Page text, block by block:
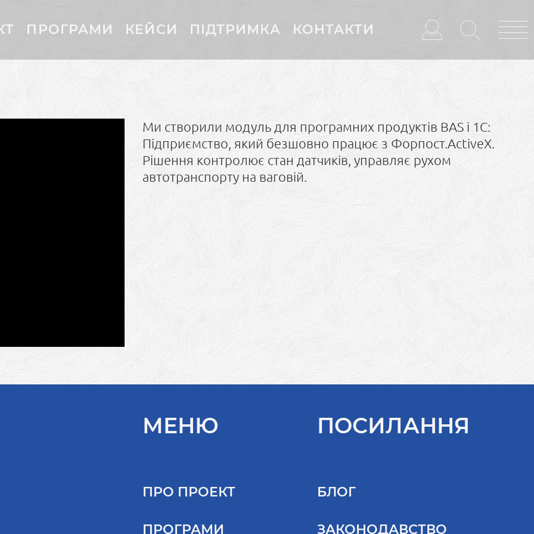
ПРОГРАМИ КЕЙСИ ПІДТРИМКА КОНТАКТИ
Ми створили модуль для програмних продуктів BAS і 1С:
Підприємство, який безшовно працює з Форпост.ActiveX.
Рішення контролює стан датчиків, управляє рухом
автотранспорту на ваговій.
МЕНЮ
ПРО ПРОЕКТ
ПРОГРАМИ
ПОСИЛАННЯ
БЛОГ
ЗАКОНОДАВСТВО